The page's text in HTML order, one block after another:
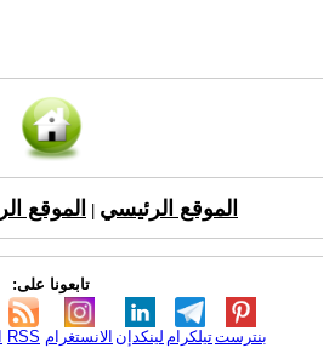
الموقع الرئيسي الموقع
تابعونا على:
RSS الانستغرام لينكدإن تيلكرامبنترست